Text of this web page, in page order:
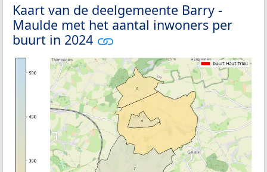
Kaart van de deelgemeente Barry -
Maulde met het aantal inwoners per
buurt in 2024